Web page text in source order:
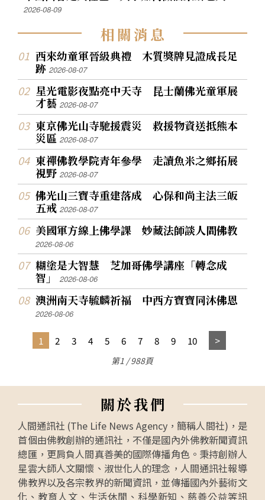
2026-08-09
相關消息
西來幼童軍晉級典禮 木質獎牌見證成長足
跡2026-08-07
星光電影夜點亮中天寺 昆士蘭佛光童軍展
才藝2026-08-07
東京佛光山寺馳援震災 救援物資送抵熊本
災區2026-08-07
東禪佛教學院青年參學 走讀魚米之鄉拓展
視野2026-08-07
佛光山三寶寺重建落成 心保和尚主法三皈
五戒2026-08-07
美國軍方線上佛學課 妙藏法師談人間佛教
2026-08-06
糊塗是大智慧 芝加哥佛學講座「轉念成
智」2026-08-06
澳洲南天寺毓麟祈福 中西方寶寶同沐佛恩
2026-08-06
1 2 3 4 5 6 7 8 9 10
第1 / 988頁
關於我們
人間通訊社 (The Life News Agency，簡稱人間社)，是
首個由佛教創辦的通訊社，不僅是國內外佛教新聞資訊
總匯，更肩負人間真善美的國際傳播角色。秉持創辦人
星雲大師人文關懷、淑世化人的理念，人間通訊社報導
佛教界以及各宗教界的新聞資訊，並傳播國內外藝術文
化、教育人文、生活休閒、科學新知、慈善公益等訊